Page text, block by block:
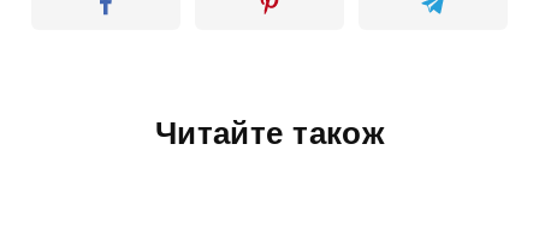
Читайте також